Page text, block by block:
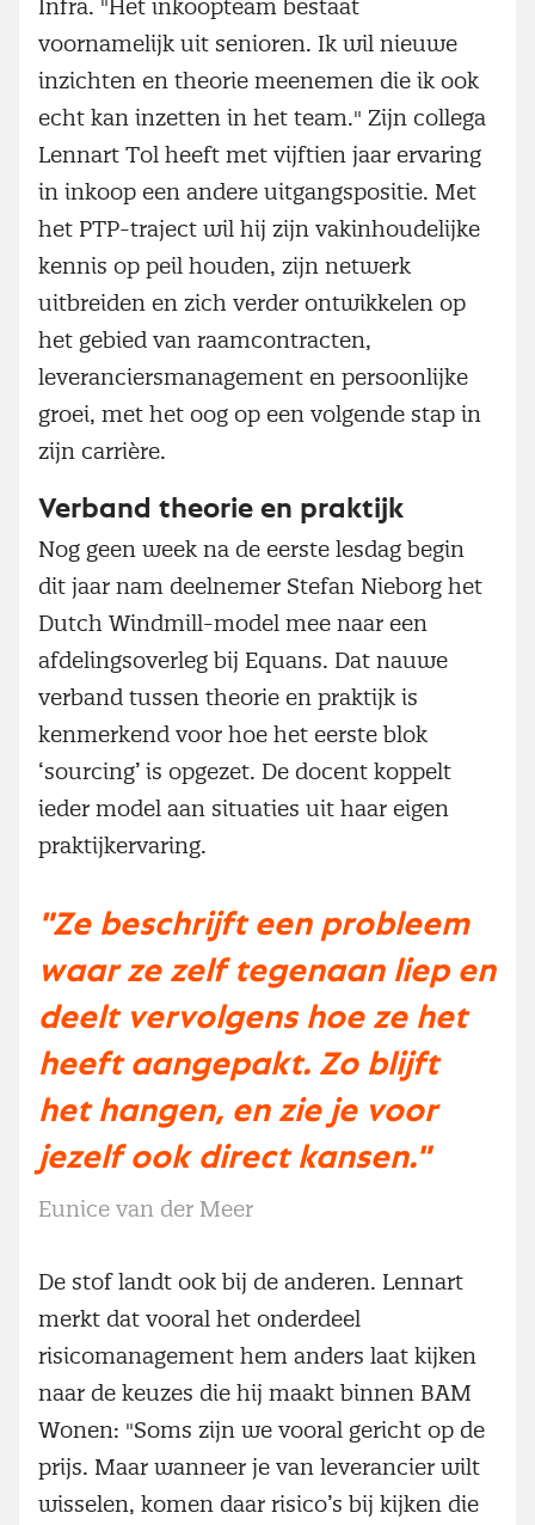
Infra. "Het inkoopteam bestaat
voornamelijk uit senioren. Ik wil nieuwe
inzichten en theorie meenemen die ik ook
echt kan inzetten in het team." Zijn collega
Lennart Tol heeft met vijftien jaar ervaring
in inkoop een andere uitgangspositie. Met
het PTP-traject wil hij zijn vakinhoudelijke
kennis op peil houden, zijn netwerk
uitbreiden en zich verder ontwikkelen op
het gebied van raamcontracten,
leveranciersmanagement en persoonlijke
groei, met het oog op een volgende stap in
zijn carrière.
Verband theorie en praktijk
Nog geen week na de eerste lesdag begin
dit jaar nam deelnemer Stefan Nieborg het
Dutch Windmill-model mee naar een
afdelingsoverleg bij Equans. Dat nauwe
verband tussen theorie en praktijk is
kenmerkend voor hoe het eerste blok
‘sourcing’ is opgezet. De docent koppelt
ieder model aan situaties uit haar eigen
praktijkervaring.
"Ze beschrijft een probleem
waar ze zelf tegenaan liep en
deelt vervolgens hoe ze het
heeft aangepakt. Zo blijft
het hangen, en zie je voor
jezelf ook direct kansen."
Eunice van der Meer
De stof landt ook bij de anderen. Lennart
merkt dat vooral het onderdeel
risicomanagement hem anders laat kijken
naar de keuzes die hij maakt binnen BAM
Wonen: "Soms zijn we vooral gericht op de
prijs. Maar wanneer je van leverancier wilt
wisselen, komen daar risico’s bij kijken die